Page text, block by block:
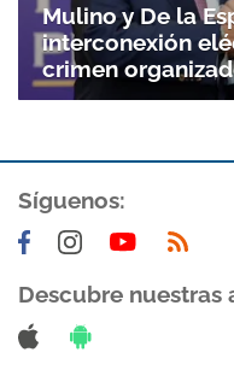
Gracias por
Mulino y De la
interconexión
crimen
Síguenos:
Descubre nuestras